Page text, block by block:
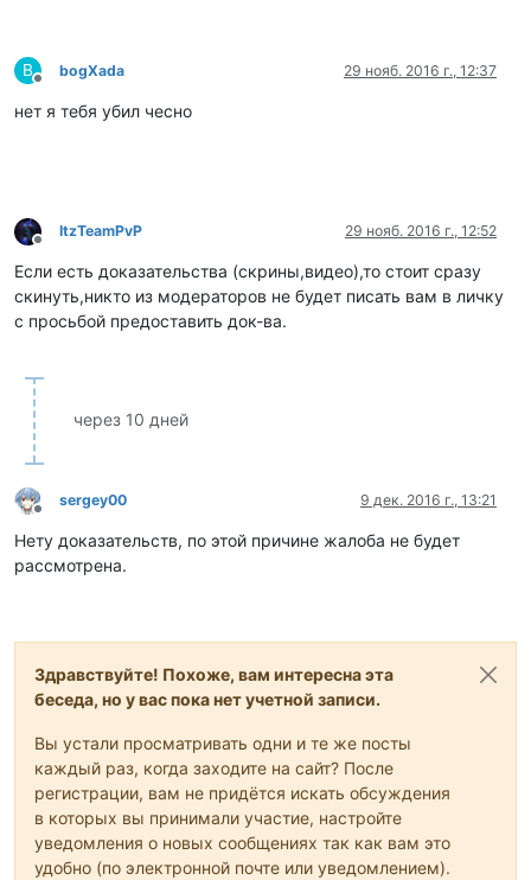
B
Не в сети
bogXada 29 нояб. 2016 г., 12:37
нет я тебя убил чесно
Не в сети
ItzTeamPvP 29 нояб. 2016 г., 12:52
Если есть доказательства (скрины,видео),то стоит сразу
скинуть,никто из модераторов не будет писать вам в личку
с просьбой предоставить док-ва.
через 10 дней
Не в сети
sergey00 9 дек. 2016 г., 13:21
Нету доказательств, по этой причине жалоба не будет
рассмотрена.
Здравствуйте! Похоже, вам интересна эта
беседа, но у вас пока нет учетной записи.
Вы устали просматривать одни и те же посты
каждый раз, когда заходите на сайт? После
регистрации, вам не придётся искать обсуждения
в которых вы принимали участие, настройте
уведомления о новых сообщениях так как вам это
удобно (по электронной почте или уведомлением).